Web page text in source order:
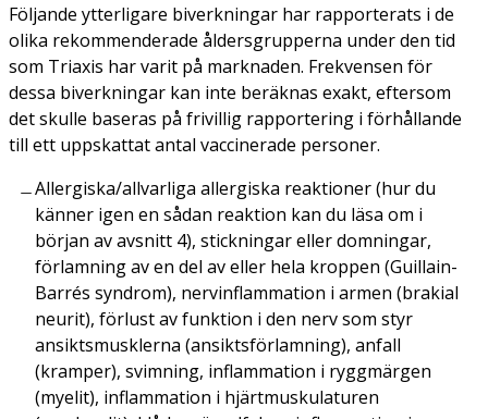
Följande ytterligare biverkningar har rapporterats i de
olika rekommenderade åldersgrupperna under den tid
som Triaxis har varit på marknaden. Frekvensen för
dessa biverkningar kan inte beräknas exakt, eftersom
det skulle baseras på frivillig rapportering i förhållande
till ett uppskattat antal vaccinerade personer.
Allergiska/allvarliga allergiska reaktioner (hur du
känner igen en sådan reaktion kan du läsa om i
början av avsnitt 4), stickningar eller domningar,
förlamning av en del av eller hela kroppen (Guillain-
Barrés syndrom), nervinflammation i armen (brakial
neurit), förlust av funktion i den nerv som styr
ansiktsmusklerna (ansiktsförlamning), anfall
(kramper), svimning, inflammation i ryggmärgen
(myelit), inflammation i hjärtmuskulaturen